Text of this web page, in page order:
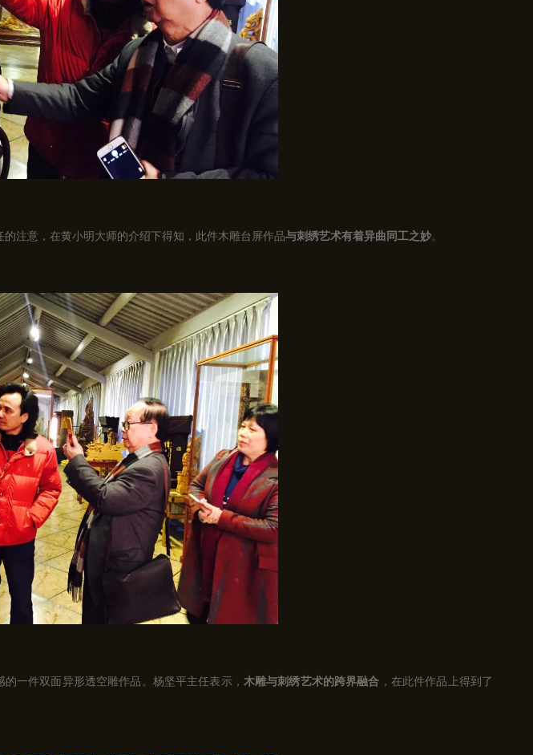
注意，在黄小明大师的介绍下得知，此件木雕台屏作品与刺绣艺术有着异曲同工之妙。
一件双面异形透空雕作品。杨坚平主任表示， 木雕与刺绣艺术的跨界融合 ，在此件作品上得到了